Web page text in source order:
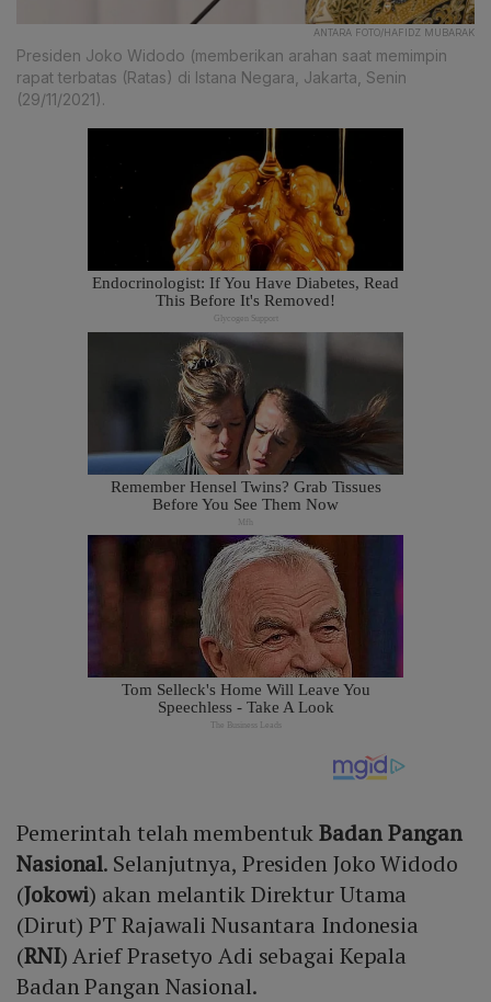
ANTARA FOTO/HAFIDZ MUBARAK
Presiden Joko Widodo (memberikan arahan saat memimpin
rapat terbatas (Ratas) di Istana Negara, Jakarta, Senin
(29/11/2021).
Pemerintah telah membentukBadan Pangan
Nasional. Selanjutnya, Presiden Joko Widodo
(Jokowi) akan melantik Direktur Utama
(Dirut) PT Rajawali Nusantara Indonesia
(RNI) Arief Prasetyo Adi sebagai Kepala
Badan Pangan Nasional.